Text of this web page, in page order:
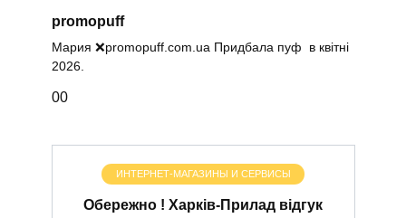
promopuff
Мария ❌promopuff.com.uа Придбала пуф в квітні
2026.
00
ИНТЕРНЕТ-МАГАЗИНЫ И СЕРВИСЫ
Обережно ! Харків-Прилад відгук